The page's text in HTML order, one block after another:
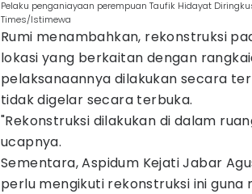
Pelaku penganiayaan perempuan Taufik Hidayat
Times/Istimewa
Rumi menambahkan, rekonstruksi
lokasi yang berkaitan dengan
pelaksanaannya dilakukan secara
tidak digelar secara terbuka.
"Rekonstruksi dilakukan di dalam
ucapnya.
Sementara, Aspidum Kejati Jabar
perlu mengikuti rekonstruksi ini